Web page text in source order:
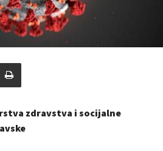
zdravstva i socijalne